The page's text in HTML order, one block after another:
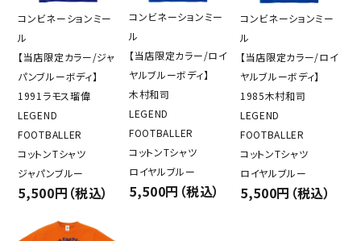
コンビネーションミー
ル
【当店限定カラー/ジャ
パンブルーボディ】
1991ラモス瑠偉
LEGEND
FOOTBALLER
コットンTシャツ
ジャパンブルー
5,500円（税込）
コンビネーションミー
ル
【当店限定カラー/ロイ
ヤルブルーボディ】
木村和司
LEGEND
FOOTBALLER
コットンTシャツ
ロイヤルブルー
5,500円（税込）
コンビネーションミー
ル
【当店限定カラー/ロイ
ヤルブルーボディ】
1985木村和司
LEGEND
FOOTBALLER
コットンTシャツ
ロイヤルブルー
5,500円（税込）